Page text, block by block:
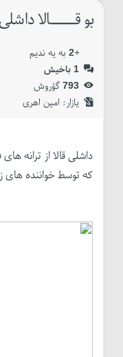
بو قـــــالا
+
2به یه ندیم
1 باخیش
793گؤروش
یازار:‌ امین اهری
داشلی قالا از ترانه
که توسط خواننده های